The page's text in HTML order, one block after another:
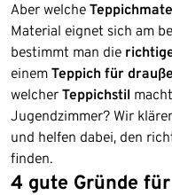
Aber welche
Material eignet sich am
bestimmt man die
einem Teppich für
welcher Teppichstil
Jugendzimmer? Wir
und helfen dabei, den
finden.
4 gute Gründe